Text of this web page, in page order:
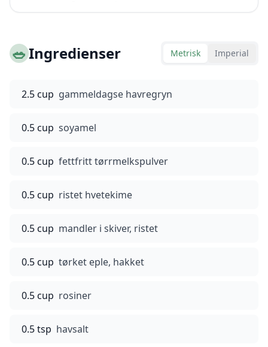
🥗Ingredienser Metrisk Imperial
2.5 cup gammeldagse havregryn
0.5 cup soyamel
0.5 cup fettfritt tørrmelkspulver
0.5 cup ristet hvetekime
0.5 cup mandler i skiver, ristet
0.5 cup tørket eple, hakket
0.5 cup rosiner
0.5 tsp havsalt